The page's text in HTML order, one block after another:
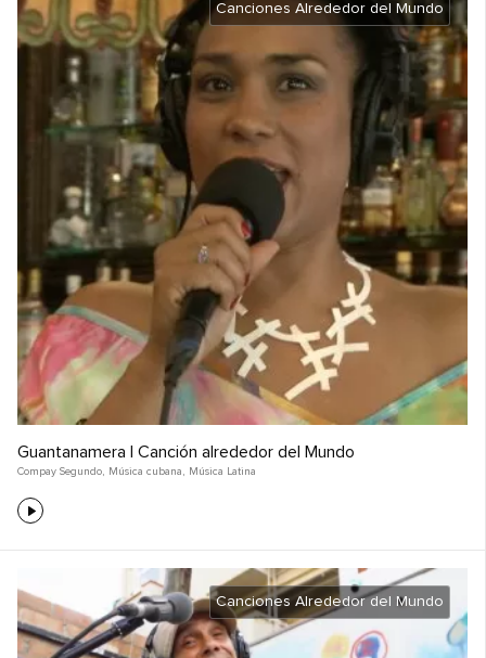
Canciones Alrededor del Mundo
Guantanamera | Canción alrededor del Mundo
Compay Segundo, Música cubana , Música Latina
Canciones Alrededor del Mundo